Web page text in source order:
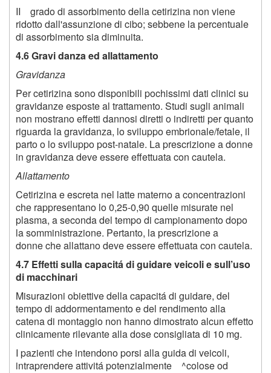
II grado di assorbimento della cetirizina non viene
ridotto dall'assunzione di cibo; sebbene la percentuale
di assorbimento sia diminuita.
4.6 Gravi danza ed allattamento
Gravidanza
Per cetirizina sono disponibili pochissimi dati clinici su
gravidanze esposte al trattamento. Studi sugli animali
non mostrano effetti dannosi diretti o indiretti per quanto
riguarda la gravidanza, lo sviluppo embrionale/fetale, il
parto o lo sviluppo post-natale. La prescrizione a donne
in gravidanza deve essere effettuata con cautela.
Allattamento
Cetirizina e escreta nel latte materno a concentrazioni
che rappresentano lo 0,25-0,90 quelle misurate nel
plasma, a seconda del tempo di campionamento dopo
la somministrazione. Pertanto, la prescrizione a
donne che allattano deve essere effettuata con cautela.
4.7 Effetti sulla capacitá di guidare veicoli e sull’uso
di macchinari
Misurazioni obiettive della capacitá di guidare, del
tempo di addormentamento e del rendimento alla
catena di montaggio non hanno dimostrato alcun effetto
clinicamente rilevante alla dose consigliata di 10 mg.
I pazienti che intendono porsi alla guida di veicoli,
intraprendere attivitá potenzialmente ^colose od